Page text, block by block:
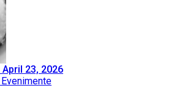
April 23, 2026
Evenimente